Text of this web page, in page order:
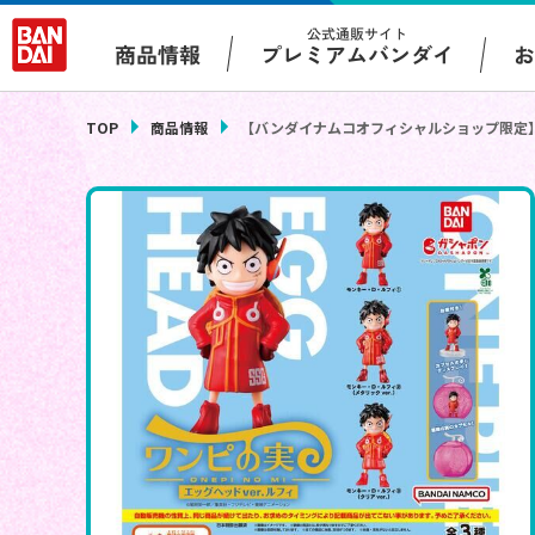
商品情報
公式通販サイト
プレミアムバンダイ
TOP 商品情報 【バンダイナムコオフィシャルショップ